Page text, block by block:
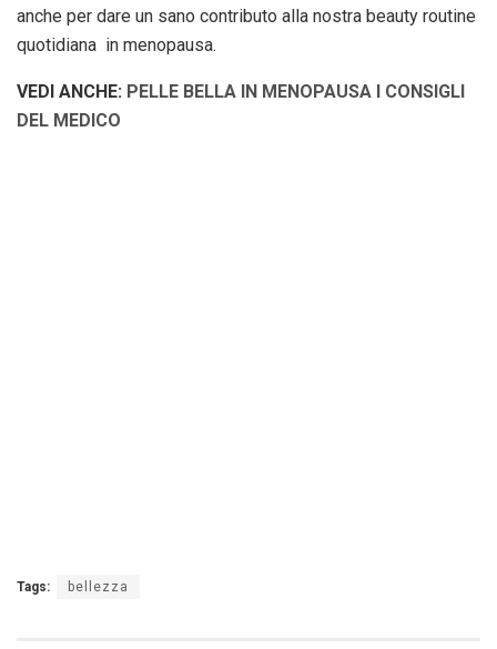
anche per dare un sano contributo alla nostra beauty routine
quotidiana in menopausa.
VEDI ANCHE: PELLE BELLA IN MENOPAUSA I CONSIGLI
DEL MEDICO
Tags: bellezza